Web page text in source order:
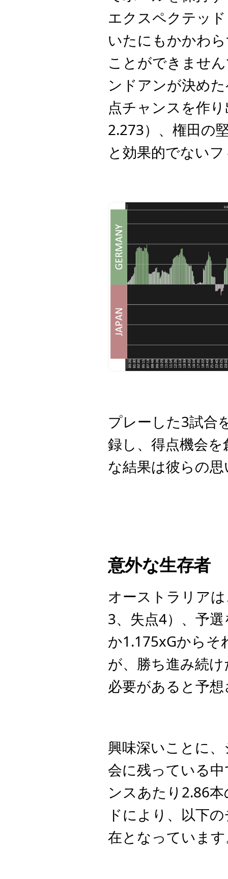
エクスペクテッ
いたにもかかわ
ことができませ
ンドアンが決め
点チャンスを作
2.273）、権田の
と効果的でない
プレーした3試合
録し、得点機会
な結果は彼らの
意外な生存者
オーストラリア
3、失点4）、予
か1.175xGから
が、勝ち進み続
必要があると予
興味深いことに
会に残っている
ンスあたり2.86
ドにより、以下
在となっていま